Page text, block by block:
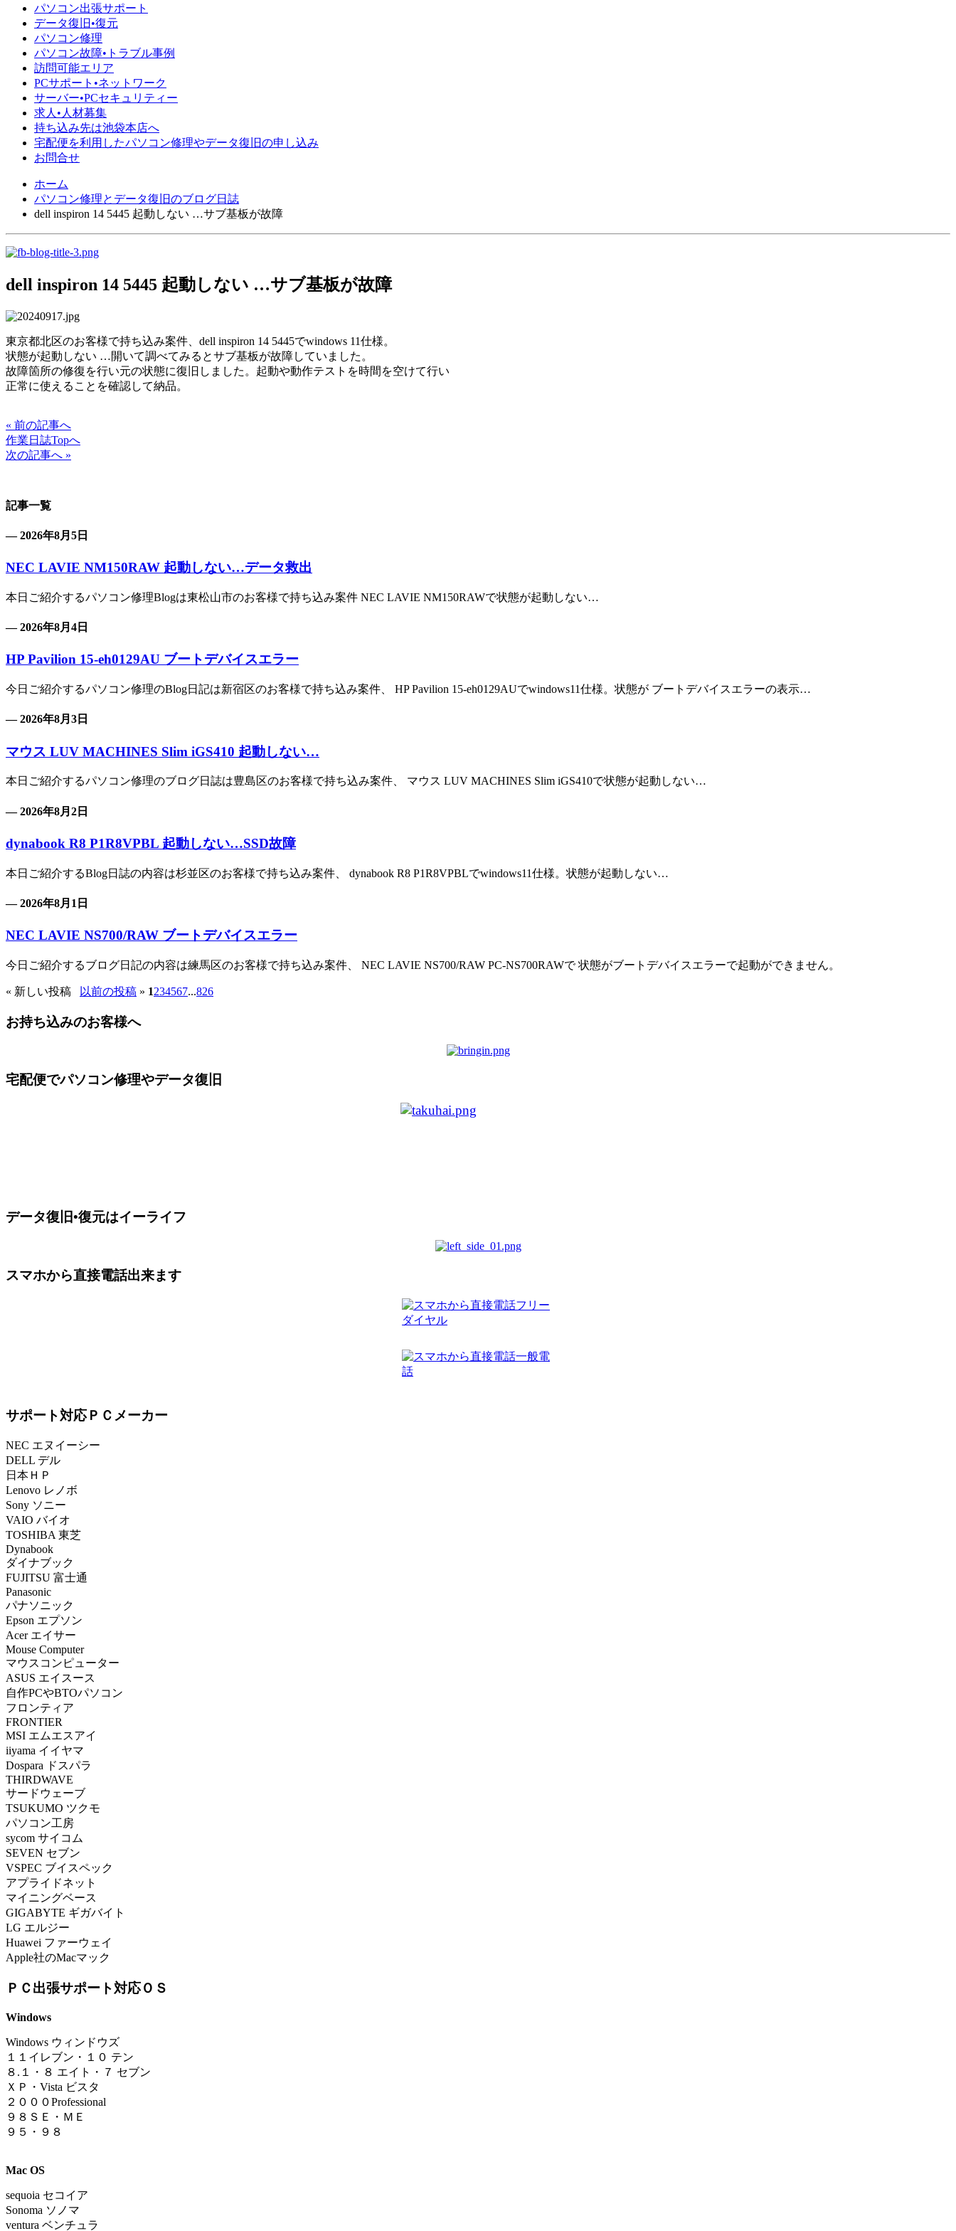
パソコン出張サポート
データ復旧•復元
パソコン修理
パソコン故障•トラブル事例
訪問可能エリア
PCサポート•ネットワーク
サーバー•PCセキュリティー
求人•人材募集
持ち込み先は池袋本店へ
宅配便を利用したパソコン修理やデータ復旧の申し込み
お問合せ
ホーム
パソコン修理とデータ復旧のブログ日誌
dell inspiron 14 5445 起動しない …サブ基板が故障
dell inspiron 14 5445 起動しない …サブ基板が故障
東京都北区のお客様で持ち込み案件、dell inspiron 14 5445でwindows 11仕様。
状態が起動しない …開いて調べてみるとサブ基板が故障していました。
故障箇所の修復を行い元の状態に復旧しました。起動や動作テストを時間を空けて行い
正常に使えることを確認して納品。
« 前の記事へ
作業日誌Topへ
次の記事へ »
記事一覧
— 2026年8月5日
NEC LAVIE NM150RAW 起動しない…データ救出
本日ご紹介するパソコン修理Blogは東松山市のお客様で持ち込み案件 NEC LAVIE NM150RAWで状態が起動しない…
— 2026年8月4日
HP Pavilion 15-eh0129AU ブートデバイスエラー
今日ご紹介するパソコン修理のBlog日記は新宿区のお客様で持ち込み案件、 HP Pavilion 15-eh0129AUでwindows11仕様。状態が ブートデバイスエラーの表示…
— 2026年8月3日
マウス LUV MACHINES Slim iGS410 起動しない…
本日ご紹介するパソコン修理のブログ日誌は豊島区のお客様で持ち込み案件、 マウス LUV MACHINES Slim iGS410で状態が起動しない…
— 2026年8月2日
dynabook R8 P1R8VPBL 起動しない…SSD故障
本日ご紹介するBlog日誌の内容は杉並区のお客様で持ち込み案件、 dynabook R8 P1R8VPBLでwindows11仕様。状態が起動しない…
— 2026年8月1日
NEC LAVIE NS700/RAW ブートデバイスエラー
今日ご紹介するブログ日記の内容は練馬区のお客様で持ち込み案件、 NEC LAVIE NS700/RAW PC-NS700RAWで 状態がブートデバイスエラーで起動ができません。
« 新しい投稿 以前の投稿 » 1234567...826
お持ち込みのお客様へ
宅配便でパソコン修理やデータ復旧
データ復旧•復元はイーライフ
スマホから直接電話出来ます
サポート対応ＰＣメーカー
NEC エヌイーシー
DELL デル
日本ＨＰ
Lenovo レノボ
Sony ソニー
VAIO バイオ
TOSHIBA 東芝
Dynabook
ダイナブック
FUJITSU 富士通
Panasonic
パナソニック
Epson エプソン
Acer エイサー
Mouse Computer
マウスコンピューター
ASUS エイスース
自作PCやBTOパソコン
フロンティア
FRONTIER
MSI エムエスアイ
iiyama イイヤマ
Dospara ドスパラ
THIRDWAVE
サードウェーブ
TSUKUMO ツクモ
パソコン工房
sycom サイコム
SEVEN セブン
VSPEC ブイスペック
アプライドネット
マイニングベース
GIGABYTE ギガバイト
LG エルジー
Huawei ファーウェイ
Apple社のMacマック
ＰＣ出張サポート対応ＯＳ
Windows
Windows ウィンドウズ
１
１イレブン ・ １０ テン
８.１
・ ８ エイト・７ セブン
ＸＰ・Vista ビスタ
２０００Professional
９８ＳＥ・ＭＥ
９５・９８
Mac OS
sequoia セコイア
Sonoma ソノマ
ventura ベンチュラ